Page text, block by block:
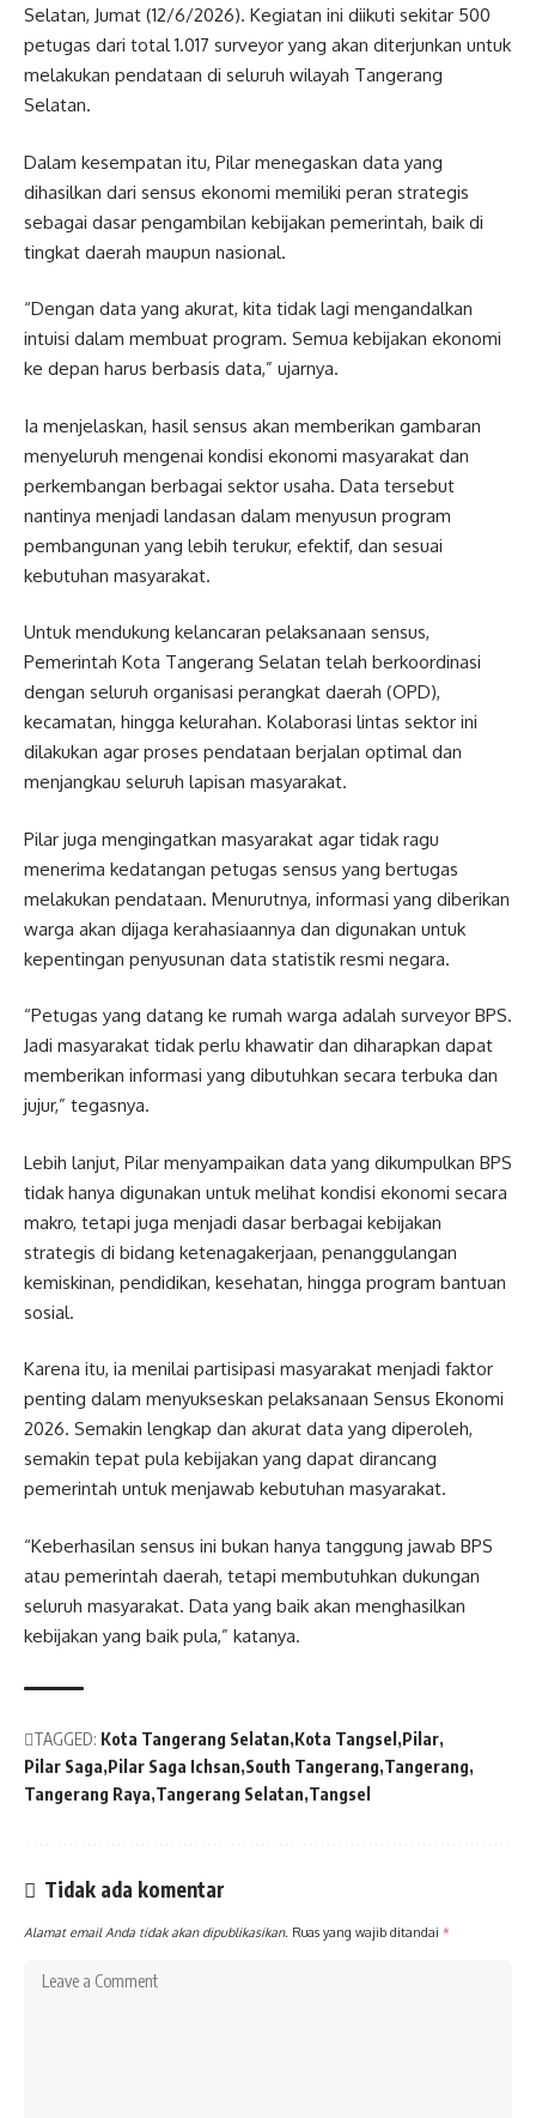
Selatan, Jumat (12/6/2026). Kegiatan ini diikuti sekitar 500
petugas dari total 1.017 surveyor yang akan diterjunkan untuk
melakukan pendataan di seluruh wilayah Tangerang
Selatan.
Dalam kesempatan itu, Pilar menegaskan data yang
dihasilkan dari sensus ekonomi memiliki peran strategis
sebagai dasar pengambilan kebijakan pemerintah, baik di
tingkat daerah maupun nasional.
“Dengan data yang akurat, kita tidak lagi mengandalkan
intuisi dalam membuat program. Semua kebijakan ekonomi
ke depan harus berbasis data,” ujarnya.
Ia menjelaskan, hasil sensus akan memberikan gambaran
menyeluruh mengenai kondisi ekonomi masyarakat dan
perkembangan berbagai sektor usaha. Data tersebut
nantinya menjadi landasan dalam menyusun program
pembangunan yang lebih terukur, efektif, dan sesuai
kebutuhan masyarakat.
Untuk mendukung kelancaran pelaksanaan sensus,
Pemerintah Kota Tangerang Selatan telah berkoordinasi
dengan seluruh organisasi perangkat daerah (OPD),
kecamatan, hingga kelurahan. Kolaborasi lintas sektor ini
dilakukan agar proses pendataan berjalan optimal dan
menjangkau seluruh lapisan masyarakat.
Pilar juga mengingatkan masyarakat agar tidak ragu
menerima kedatangan petugas sensus yang bertugas
melakukan pendataan. Menurutnya, informasi yang diberikan
warga akan dijaga kerahasiaannya dan digunakan untuk
kepentingan penyusunan data statistik resmi negara.
“Petugas yang datang ke rumah warga adalah surveyor BPS.
Jadi masyarakat tidak perlu khawatir dan diharapkan dapat
memberikan informasi yang dibutuhkan secara terbuka dan
jujur,” tegasnya.
Lebih lanjut, Pilar menyampaikan data yang dikumpulkan BPS
tidak hanya digunakan untuk melihat kondisi ekonomi secara
makro, tetapi juga menjadi dasar berbagai kebijakan
strategis di bidang ketenagakerjaan, penanggulangan
kemiskinan, pendidikan, kesehatan, hingga program bantuan
sosial.
Karena itu, ia menilai partisipasi masyarakat menjadi faktor
penting dalam menyukseskan pelaksanaan Sensus Ekonomi
2026. Semakin lengkap dan akurat data yang diperoleh,
semakin tepat pula kebijakan yang dapat dirancang
pemerintah untuk menjawab kebutuhan masyarakat.
“Keberhasilan sensus ini bukan hanya tanggung jawab BPS
atau pemerintah daerah, tetapi membutuhkan dukungan
seluruh masyarakat. Data yang baik akan menghasilkan
kebijakan yang baik pula,” katanya.
TAGGED: Kota Tangerang Selatan Kota Tangsel Pilar
Pilar Saga Pilar Saga Ichsan South Tangerang Tangerang
Tangerang Raya Tangerang Selatan Tangsel
Tidak ada komentar
Alamat email Anda tidak akan dipublikasikan. Ruas yang wajib ditandai *